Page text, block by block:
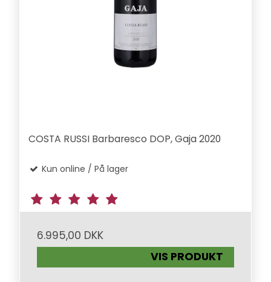
COSTA RUSSI Barbaresco DOP, Gaja 2020
Kun online / På lager
6.995,00 DKK
VIS PRODUKT